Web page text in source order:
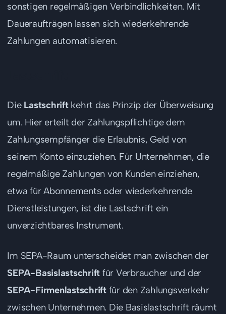
sonstigen regelmäßigen Verbindlichkeiten. Mit
Daueraufträgen lassen sich wiederkehrende
Zahlungen automatisieren.
Die Lastschriftkehrt das Prinzip der Überweisung
um. Hier erteilt der Zahlungspflichtige dem
Zahlungsempfänger die Erlaubnis, Geld von
seinem Konto einzuziehen. Für Unternehmen, die
regelmäßige Zahlungen von Kunden einziehen,
etwa für Abonnements oder wiederkehrende
Dienstleistungen, ist die Lastschrift ein
unverzichtbares Instrument.
Im SEPA-Raum unterscheidet man zwischen der
SEPA-Basislastschrift für Verbraucher und der
SEPA-Firmenlastschriftfür den Zahlungsverkehr
zwischen Unternehmen. Die Basislastschrift räumt